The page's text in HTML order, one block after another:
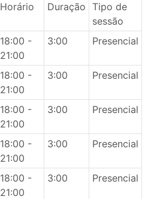
Horário Duração Tipo de
sessão
18:00 -
21:00
3:00 Presencial
18:00 -
21:00
3:00 Presencial
18:00 -
21:00
3:00 Presencial
18:00 -
21:00
3:00 Presencial
18:00 -
21:00
3:00 Presencial